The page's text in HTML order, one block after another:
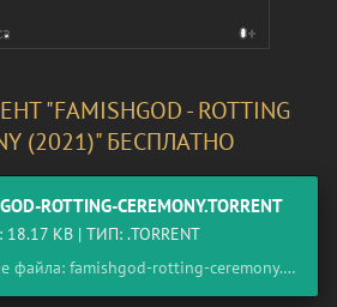
"FAMISHGOD - ROTTING
(2021)" БЕСПЛАТНО
ROTTING-CEREMONY.TORRENT
KB | ТИП: .TORRENT
Название файла: famishgod-rotting-ceremony.torrent